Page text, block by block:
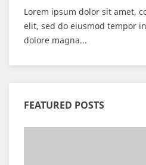
Lorem ipsum dolor sit amet,
elit, sed do eiusmod tempor
dolore magna...
FEATURED POSTS